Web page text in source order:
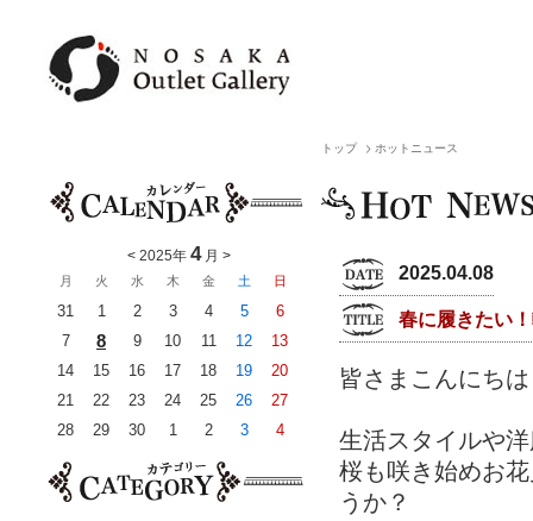
トップ ホットニュース
2025.04.08
春に履きたい
皆さまこんにち
生活スタイルや
桜も咲き始めお
うか？
<2025年 4月 >
月 火 水 木 金 土 日
31 1 2 3 4 5
6
7
8 9 10 11 12
13
14
15 16 17 18 19
20
21
22 23 24 25 26
27
28
29 30 1 2 3 4